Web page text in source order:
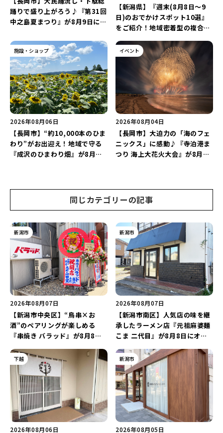
踊りで盛り上がろう♪『第31回
中之島夏まつり』が8月9日に開
手”のシュート対決は必見♪
【新潟県】『週末(8月8日～9
日)のおでかけスポット10選』
をご紹介！地域密着型の複合施
ナ丸大新潟のサマーフェスタ
2026」がおすすめ♪
施設・ショップ
2026年08月06日
【長岡市】“約10,000本のひま
わり”がお出迎え！地域で守る
『成沢のひまわり畑』が8月中
イベント
2026年08月04日
【長岡市】大迫力の「海のフェ
ニックス」に感動♪『寺泊港ま
つり 海上大花火大会』が8月7
同じカテゴリーの記事
新潟市
2026年08月07日
【新潟市中央区】“鳥串×お
酒”のペアリングが楽しめる
『串焼き バラッド』が8月8日
インアップ♪
新潟市
2026年08月07日
【新潟市南区】人気店の味を継
承したラーメン店『元祖麻婆麺
こま 二代目』が8月8日にオー
た「麻婆麺」を復刻♪
下越
2026年08月06日
新潟市
2026年08月05日